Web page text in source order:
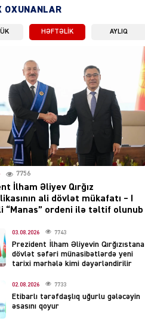
Moskvada güclü partlayış
səsləri eşidildi
07.08.2026 5488
Rusiya-Ukrayna
münaqişəsinin həllində
irəliləyiş var – Tramp
07.08.2026
imzaladı
07.08.2026 5488
Tehran və İrəvandan
“Tramp yolu”na HƏMLƏ –
REAKSİYA
OXUNANLAR
HƏFTƏLIK AYLIQ
7756
İlham Əliyev Qırğız
ali dövlət mükafatı – I
“Manas” ordeni ilə təltif olunub
03.08.2026 7743
Prezident İlham Əliyevin Qırğızıstana
dövlət səfəri münasibətlərdə yeni
tarixi mərhələ kimi dəyərləndirilir
02.08.2026 7733
Etibarlı tərəfdaşlıq uğurlu gələcəyin
əsasını qoyur